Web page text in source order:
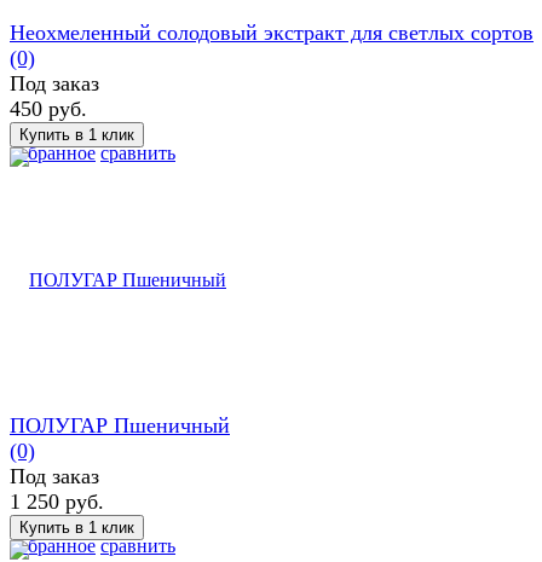
избранное сравнить
Неохмеленный солодовый экстракт для светлых сортов
(0)
Под заказ
450 руб.
избранное сравнить
ПОЛУГАР Пшеничный
(0)
Под заказ
1 250 руб.